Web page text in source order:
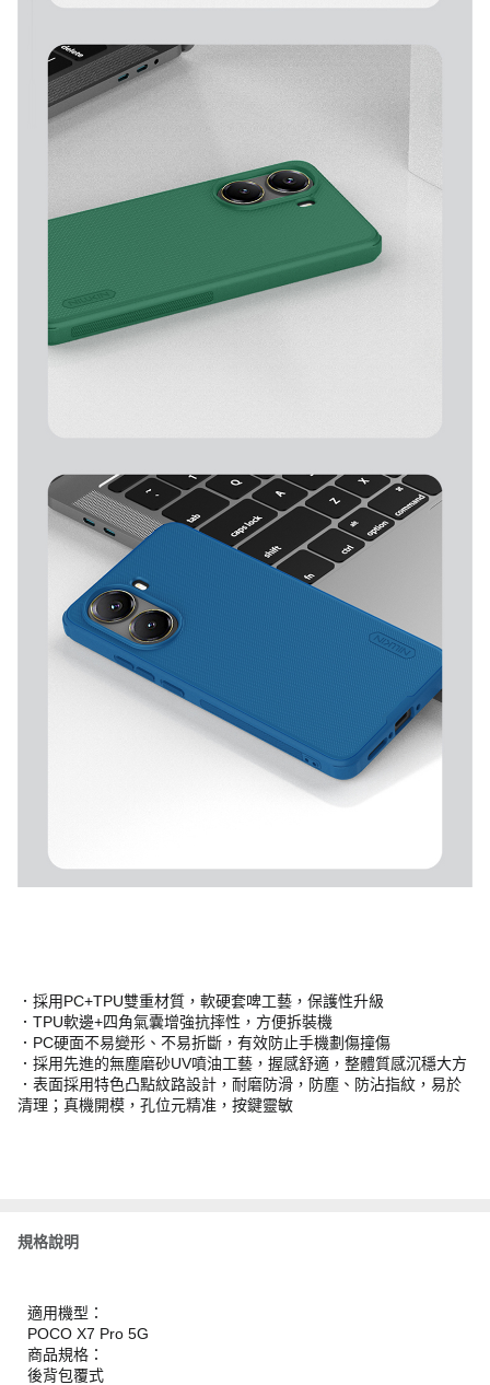
．採用PC+TPU雙重材質，軟硬套啤工藝，保護性升級
．TPU軟邊+四角氣囊增強抗摔性，方便拆裝機
．PC硬面不易變形、不易折斷，有效防止手機劃傷撞傷
．採用先進的無塵磨砂UV噴油工藝，握感舒適，整體質感沉穩大方
．表面採用特色凸點紋路設計，耐磨防滑，防塵、防沾指紋，易於
清理；真機開模，孔位元精准，按鍵靈敏
規格說明
適用機型：
POCO X7 Pro 5G
商品規格：
後背包覆式